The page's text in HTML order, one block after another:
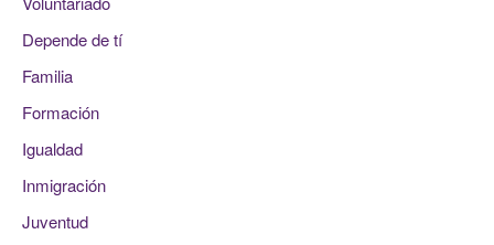
Depende de tí
Familia
Formación
Igualdad
Inmigración
Juventud